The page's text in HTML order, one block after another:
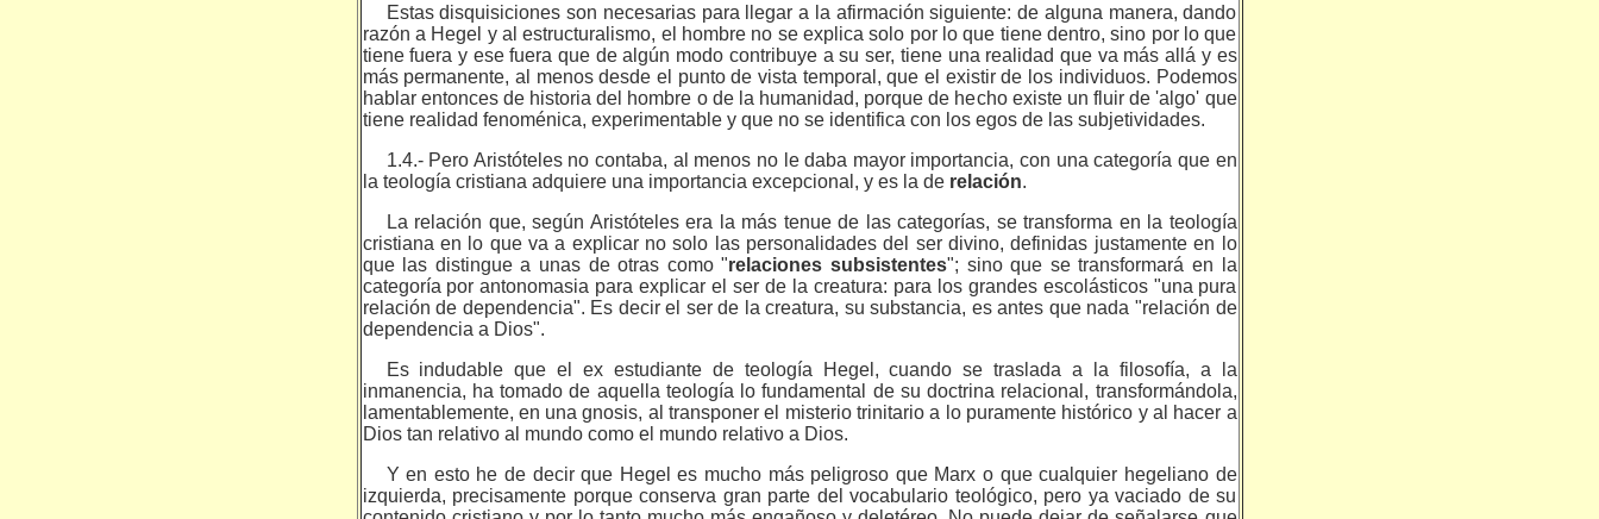
Estas disquisiciones son necesarias para llegar a la afirmación siguiente: de alguna manera, dando
razón a Hegel y al estructuralismo, el hombre no se explica solo por lo que tiene dentro, sino por lo que
tiene fuera y ese fuera que de algún modo contribuye a su ser, tiene una realidad que va más allá y es
más permanente, al menos desde el punto de vista temporal, que el existir de los individuos. Podemos
hablar entonces de historia del hombre o de la humanidad, porque de hecho existe un fluir de 'algo' que
tiene realidad fenoménica, experimentable y que no se identifica con los egos de las subjetividades.
1.4.- Pero Aristóteles no contaba, al menos no le daba mayor im­portancia, con una categoría que en
la teología cristiana adquiere una importancia excepcional, y es la de relación.
La relación que, según Aristóteles era la más tenue de las categorías, se transforma en la teología
cristiana en lo que va a explicar no solo las personalidades del ser divino, definidas justamente en lo
que las distingue a unas de otras como "relaciones subsistentes"; sino que se transformará en la
categoría por antonomasia para explicar el ser de la creatura: para los grandes escolásticos "una pura
relación de dependencia". Es decir el ser de la creatura, su substancia, es antes que nada "relación de
dependencia a Dios".
Es indudable que el ex estudiante de teología Hegel, cuando se traslada a la filosofía, a la
inmanencia, ha tomado de aquella teología lo fundamental de su doctrina relacional, transformándola,
lamentablemente, en una gnosis, al transponer el misterio trinitario a lo puramente histórico y al hacer a
Dios tan relativo al mundo como el mundo relativo a Dios.
Y en esto he de decir que Hegel es mucho más peligroso que Marx o que cualquier hegeliano de
izquierda, precisamente porque conserva gran parte del vocabulario teológico, pero ya vaciado de su